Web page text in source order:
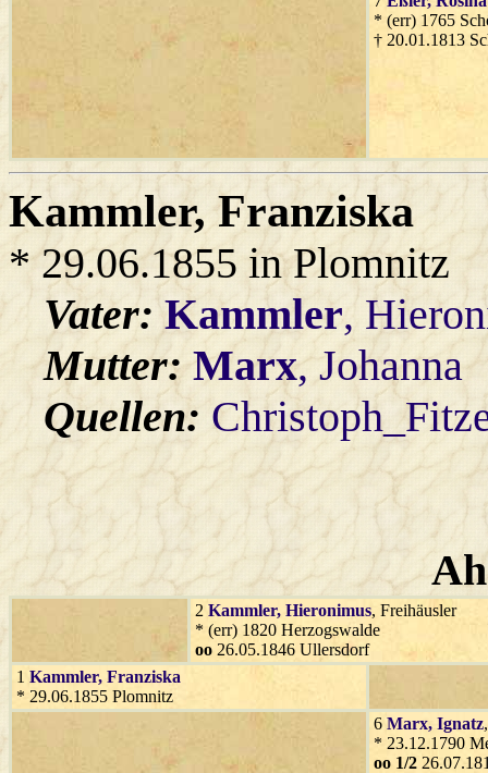
* (err) 1765
† 20.01.1813
Kammler, Franziska
* 29.06.1855 in Plomnitz
Vater:Kammler,
Mutter:Marx, Johanna
Quellen:
2 Kammler, Hieronimus, Freihäusler
* (err) 1820 Herzogswalde
oo 26.05.1846 Ullersdorf
1 Kammler, Franziska
* 29.06.1855 Plomnitz
6 Marx, Ignatz
* 23.12.1790
oo 1/2